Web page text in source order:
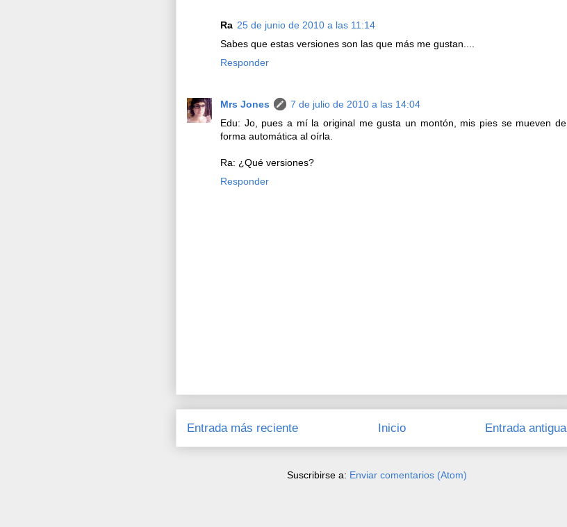
Ra 25 de junio de 2010 a las 11:14
Sabes que estas versiones son las que más me gustan....
Responder
Mrs Jones
7 de julio de 2010 a las 14:04
Edu: Jo, pues a mí la original me gusta un montón, mis pies se mueven de
forma automática al oírla.
Ra: ¿Qué versiones?
Responder
Entrada más reciente Entrada antigua
Inicio
Suscribirse a: Enviar comentarios (Atom)